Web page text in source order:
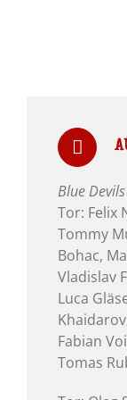
Blue
Tor: Felix
Tommy
Bohac,
Vladislav
Luca
Fabian
Tomas